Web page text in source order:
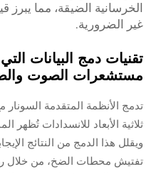
الخرسانية الضيقة، مما يبرز
غير الضرورية.
تقنيات دمج البيانات
مستشعرات الصوت
تدمج الأنظمة المتقدمة
ثلاثية الأبعاد للانسدادات تُظهر
تفتيش محطات الضخ، من خلال